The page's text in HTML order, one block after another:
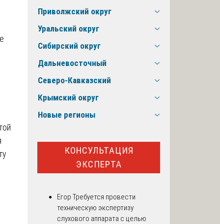
Приволжский округ
Уральский округ
Сибирский округ
Дальневосточный
Северо-Кавказский
Крымский округ
Новые регионы
КОНСУЛЬТАЦИЯ
ЭКСПЕРТА
Егор Требуется провести
техническую экспертизу
слухового аппарата с целью